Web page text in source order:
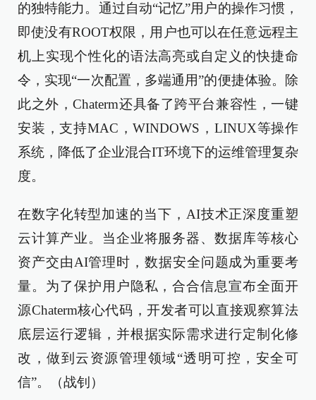
的独特能力。通过自动“记忆”用户的操作习惯，
即使没有ROOT权限，用户也可以在任意远程主
机上实现个性化的语法高亮或自定义的快捷命
令，实现“一次配置，多端通用”的便捷体验。除
此之外，Chaterm还具备了跨平台兼容性，一键
安装，支持MAC，WINDOWS，LINUX等操作
系统，降低了企业混合IT环境下的运维管理复杂
度。
在数字化转型加速的当下，AI技术正深度重塑
云计算产业。当企业将服务器、数据库等核心
资产交由AI管理时，数据安全问题成为重要考
量。为了保护用户隐私，合合信息宣布全面开
源Chaterm核心代码，开发者可以直接观察算法
底层运行逻辑，并根据实际需求进行定制化修
改，做到云资源管理领域“透明可控，安全可
信”。（战钊）